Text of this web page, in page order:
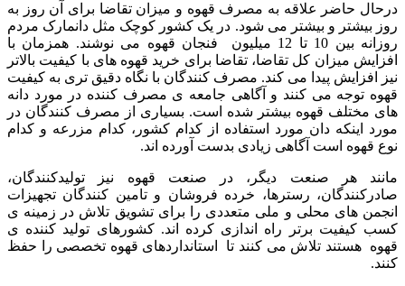
درحال حاضر علاقه به مصرف قهوه و میزان تقاضا برای آن روز به
روز بیشتر و بیشتر می شود. در یک کشور کوچک مثل دانمارک مردم
روزانه بین 10 تا 12 میلیون فنجان قهوه می نوشند. همزمان با
افزایش میزان کل تقاضا، تقاضا برای خرید قهوه های با کیفیت بالاتر
نیز افزایش پیدا می کند. مصرف کنندگان با نگاه دقیق تری به کیفیت
قهوه توجه می کنند و آگاهی جامعه ی مصرف کننده در مورد دانه
های مختلف قهوه بیشتر شده است. بسیاری از مصرف کنندگان در
مورد اینکه دان مورد استفاده از کدام کشور، کدام مزرعه و کدام
نوع قهوه است آگاهی زیادی بدست آورده اند.
مانند هر صنعت دیگر، در صنعت قهوه نیز تولیدکنندگان،
صادرکنندگان، رسترها، خرده فروشان و تامین کنندگان تجهیزات
انجمن های محلی و ملی متعددی را برای تشویق تلاش در زمینه ی
کسب کیفیت برتر راه اندازی کرده اند. کشورهای تولید کننده ی
قهوه هستند تلاش می کنند تا استانداردهای قهوه تخصصی را حفظ
کنند.